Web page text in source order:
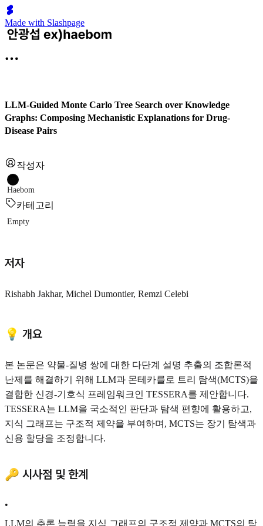
Made with Slashpage
LLM-Guided Monte Carlo Tree Search over Knowledge
Graphs: Composing Mechanistic Explanations for Drug-
Disease Pairs
작성자
Haebom
카테고리
Empty
저자
Rishabh Jakhar, Michel Dumontier, Remzi Celebi
💡 개요
본 논문은 약물-질병 쌍에 대한 다단계 설명 추출의 조합론적
난제를 해결하기 위해 LLM과 몬테카를로 트리 탐색(MCTS)을
결합한 신경-기호식 프레임워크인 TESSERA를 제안합니다.
TESSERA는 LLM을 국소적인 판단과 탐색 편향에 활용하고,
지식 그래프는 구조적 제약을 부여하며, MCTS는 장기 탐색과
신용 할당을 조정합니다.
🔑 시사점 및 한계
•
LLM의 추론 능력을 지식 그래프의 구조적 제약과 MCTS의 탐